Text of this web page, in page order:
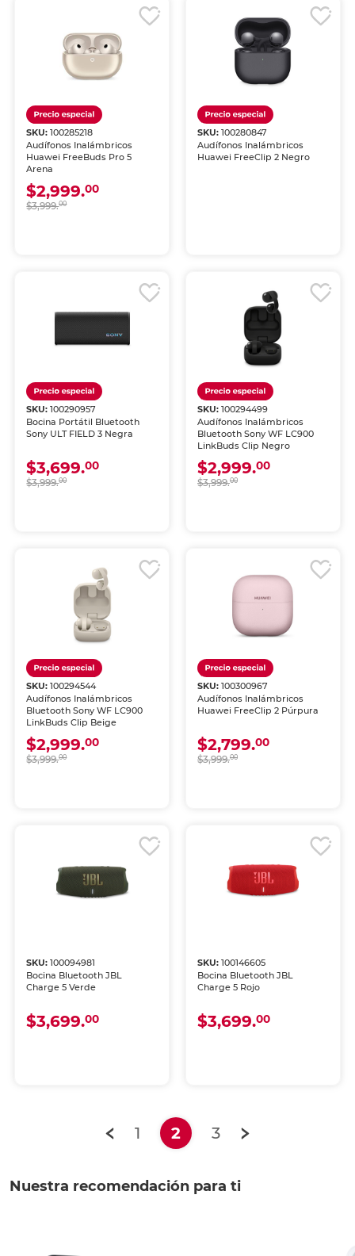
SKU:100285218
Audífonos Inalámbricos
Huawei FreeBuds Pro 5
Arena
$2,999.00
$3,999.00
SKU: 100280847
Audífonos Inalámbricos
Huawei FreeClip 2 Negro
SKU:100290957
Bocina Portátil Bluetooth
Sony ULT FIELD 3 Negra
$3,699.00
$3,999.00
SKU: 100294499
Audífonos Inalámbricos
Bluetooth Sony WF LC900
LinkBuds Clip Negro
$2,999.00
$3,999.00
SKU:100294544
Audífonos Inalámbricos
Bluetooth Sony WF LC900
LinkBuds Clip Beige
$2,999.00
$3,999.00
SKU: 100300967
Audífonos Inalámbricos
Huawei FreeClip 2 Púrpura
$2,799.00
$3,999.00
SKU:100094981
Bocina Bluetooth JBL
Charge 5 Verde
$3,699.00
SKU: 100146605
Bocina Bluetooth JBL
Charge 5 Rojo
$3,699.00
1 2(current)
3
Nuestra recomendación para ti